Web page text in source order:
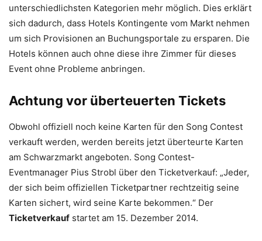
unterschiedlichsten Kategorien mehr möglich. Dies erklärt
sich dadurch, dass Hotels Kontingente vom Markt nehmen
um sich Provisionen an Buchungsportale zu ersparen. Die
Hotels können auch ohne diese ihre Zimmer für dieses
Event ohne Probleme anbringen.
Achtung vor überteuerten Tickets
Obwohl offiziell noch keine Karten für den Song Contest
verkauft werden, werden bereits jetzt überteurte Karten
am Schwarzmarkt angeboten. Song Contest-
Eventmanager Pius Strobl über den Ticketverkauf: „Jeder,
der sich beim offiziellen Ticketpartner rechtzeitig seine
Karten sichert, wird seine Karte bekommen.“ Der
Ticketverkauf startet am 15. Dezember 2014.